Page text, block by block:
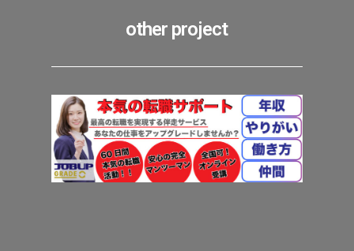
other project